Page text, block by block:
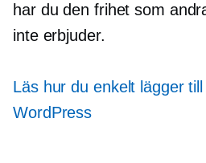
har du den frihet som
inte erbjuder.
Läs hur du enkelt lägger till
WordPress